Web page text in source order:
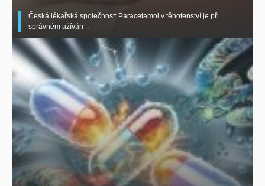
Česká lékařská společnost: Paracetamol v těhotenství je při
správném užíván ..